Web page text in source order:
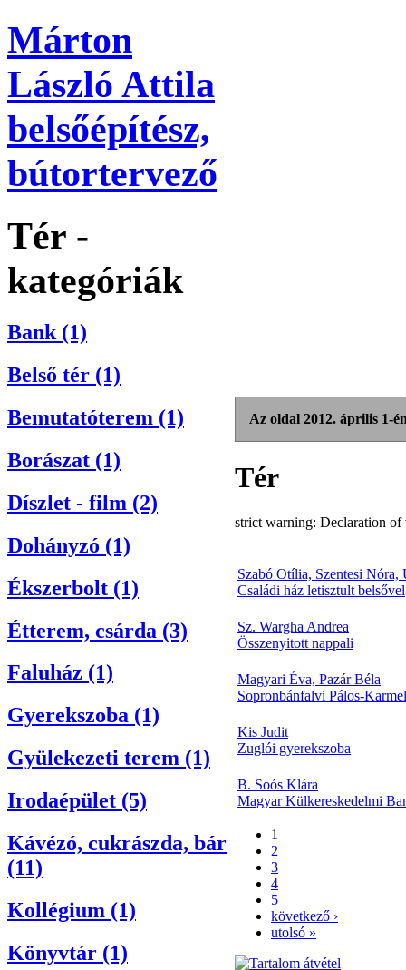
Márton
László Attila
belsőépítész,
bútortervező
Tér -
kategóriák
Bank (1)
Belső tér (1)
Bemutatóterem (1)
Borászat (1)
Díszlet - film (2)
Dohányzó (1)
Ékszerbolt (1)
Étterem, csárda (3)
Faluház (1)
Gyerekszoba (1)
Gyülekezeti terem (1)
Irodaépület (5)
Kávézó, cukrászda, bár
(11)
Kollégium (1)
Könyvtár (1)
Az oldal 2012. április 1-
Tér
strict warning: Declaration of
Szabó Otília, Szentesi Nóra,
Családi ház letisztult belsővel
Sz. Wargha Andrea
Összenyitott nappali
Magyari Éva, Pazár Béla
Sopronbánfalvi Pálos-
Kis Judit
Zuglói gyerekszoba
B. Soós Klára
Magyar Külkereskedelmi
1
2
3
4
5
következő ›
utolsó »